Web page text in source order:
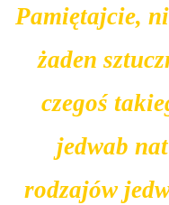
Pamiętajcie,
żaden
czegoś
jedwab
rodzajów